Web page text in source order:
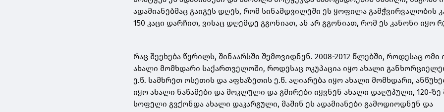
ადამიანებმაც გაიგეს დღეს, რომ სინამდვილეში ეს ყოფილა გამჭვირვალობის
150 კაცი დარჩით, ვისაც დღემდე გგონიათ, ან არ გგონიათ, რომ ეს კანონი იყო
რაც შეეხება წერილს, შინაარსში შემოვიდნენ. 2008-2012 წლებში, როდესაც ომი
ახალი მომხდარი საქართველოში, როდესაც ოკუპაცია იყო ახალი
ე.წ. სამხრეთ ოსეთის და აფხაზეთის ე.წ. აღიარება იყო ახალი მომხდარი,
იყო ახალი ნაწამები და მოკლული და გმირები იყვნენ ახალი დაღუპული, 120-ზე
სოფელი გვქონდა ახალი დაკარგული, მაშინ ეს ადამიანები გამოდიოდნენ და